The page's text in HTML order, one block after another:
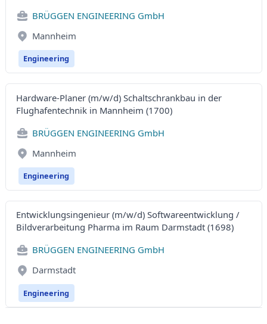
BRÜGGEN ENGINEERING GmbH
Mannheim
Engineering
Hardware-Planer (m/w/d) Schaltschrankbau in der
Flughafentechnik in Mannheim (1700)
BRÜGGEN ENGINEERING GmbH
Mannheim
Engineering
Entwicklungsingenieur (m/w/d) Softwareentwicklung /
Bildverarbeitung Pharma im Raum Darmstadt (1698)
BRÜGGEN ENGINEERING GmbH
Darmstadt
Engineering